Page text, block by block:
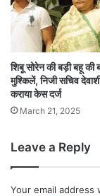
शिबू सोरेन की बड़ी बहू की
मुश्किलें, निजी सचिव
कराया केस दर्ज
March 21, 2025
Leave a Reply
Your email address